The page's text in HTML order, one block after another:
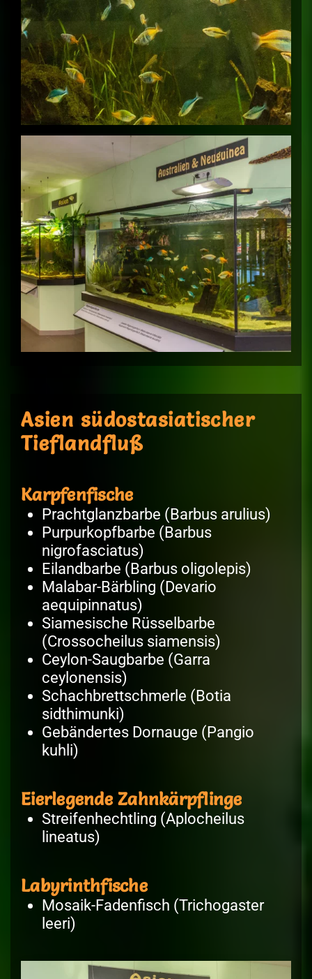
Asien südostasiatischer
Tieflandfluß
Karpfenfische
Prachtglanzbarbe (Barbus arulius)
Purpurkopfbarbe (Barbus
nigrofasciatus)
Eilandbarbe (Barbus oligolepis)
Malabar-Bärbling (Devario
aequipinnatus)
Siamesische Rüsselbarbe
(Crossocheilus siamensis)
Ceylon-Saugbarbe (Garra
ceylonensis)
Schachbrettschmerle (Botia
sidthimunki)
Gebändertes Dornauge (Pangio
kuhli)
Eierlegende Zahnkärpflinge
Streifenhechtling (Aplocheilus
lineatus)
Labyrinthfische
Mosaik-Fadenfisch (Trichogaster
leeri)